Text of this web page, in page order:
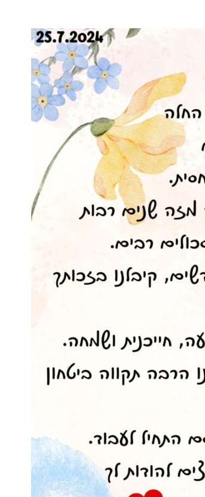
תרופת הריטלין להפרעת קשב וריכוז
התרופה עלולה להגביר טיקים
בתסמונת טורט / טיקים, בעת הצורך
יש להתייעץ עם רופא מומחה.
תזונה
על המידה